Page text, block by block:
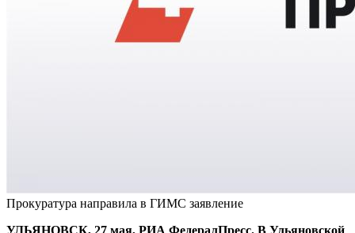
Прокуратура направила в ГИМС заявление
УЛЬЯНОВСК, 27 мая, РИА ФедералПресс. В Ульяновской